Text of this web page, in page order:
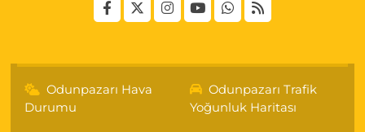
Odunpazarı Hava
Durumu
Odunpazarı Trafik
Yoğunluk Haritası